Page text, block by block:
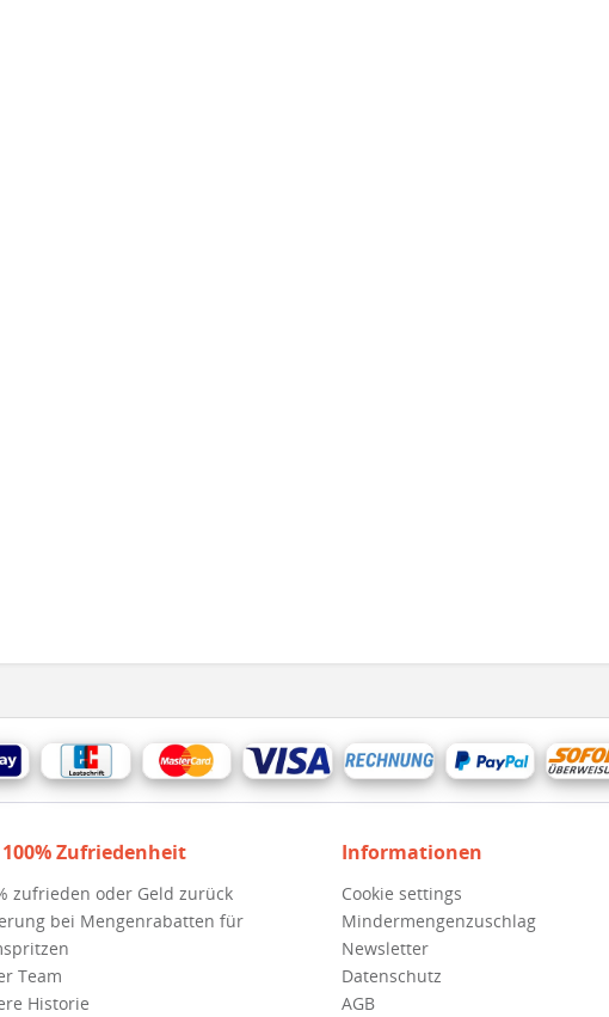
Zufriedenheit
zufrieden oder Geld zurück
bei Mengenrabatten für
Team
Historie
Informationen
Cookie settings
Mindermengenzuschlag
Newsletter
Datenschutz
AGB